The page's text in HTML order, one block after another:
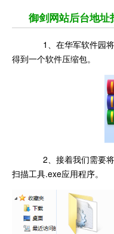
御剑网站后台地址
1、在华军软件园将
得到一个软件压缩包。
2、接着我们需要将
扫描工具.exe应用程序。